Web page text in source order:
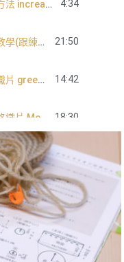
短針的加針和減針鉤織方法 increase and decrease of single crochet 4:34
鉤織新手必學基礎圓形教學(跟練版) 21:50
綠色漸變鉤織基礎經典織片 green tone classic granny square 14:42
18:30
長針的加針及減針 increase and decrease of double crochet
中長針的加針及減針 increase and decrease of half double crochet
內鉤短針及外鉤短針的鉤織做法教學 How to make fbsc and bpsc for crochet